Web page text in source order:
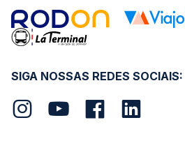
SIGA NOSSAS REDES SOCIAIS: